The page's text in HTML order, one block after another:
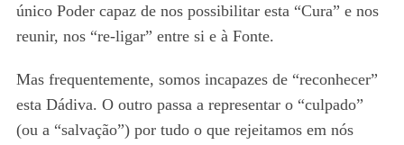
único Poder capaz de nos possibilitar esta “Cura” e nos
reunir, nos “re-ligar” entre si e à Fonte.
Mas frequentemente, somos incapazes de “reconhecer”
esta Dádiva. O outro passa a representar o “culpado”
(ou a “salvação”) por tudo o que rejeitamos em nós